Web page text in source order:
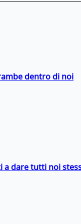
dentro di noi
a dare tutti noi